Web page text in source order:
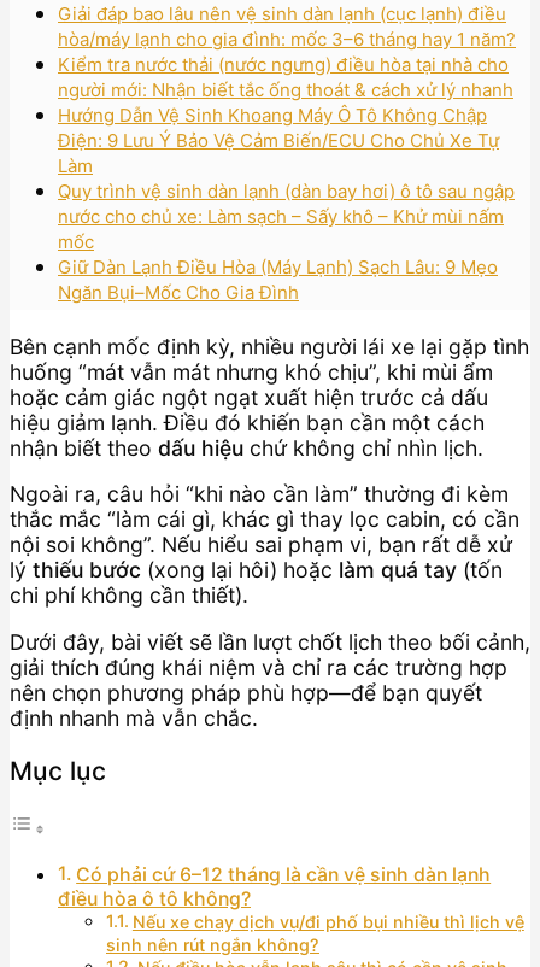
Giải đáp bao lâu nên vệ sinh dàn lạnh (cục lạnh) điều
hòa/máy lạnh cho gia đình: mốc 3–6 tháng hay 1 năm?
Kiểm tra nước thải (nước ngưng) điều hòa tại nhà cho
người mới: Nhận biết tắc ống thoát & cách xử lý nhanh
Hướng Dẫn Vệ Sinh Khoang Máy Ô Tô Không Chập
Điện: 9 Lưu Ý Bảo Vệ Cảm Biến/ECU Cho Chủ Xe Tự
Làm
Quy trình vệ sinh dàn lạnh (dàn bay hơi) ô tô sau ngập
nước cho chủ xe: Làm sạch – Sấy khô – Khử mùi nấm
mốc
Giữ Dàn Lạnh Điều Hòa (Máy Lạnh) Sạch Lâu: 9 Mẹo
Ngăn Bụi–Mốc Cho Gia Đình
Bên cạnh mốc định kỳ, nhiều người lái xe lại gặp tình
huống “mát vẫn mát nhưng khó chịu”, khi mùi ẩm
hoặc cảm giác ngột ngạt xuất hiện trước cả dấu
hiệu giảm lạnh. Điều đó khiến bạn cần một cách
nhận biết theo dấu hiệu chứ không chỉ nhìn lịch.
Ngoài ra, câu hỏi “khi nào cần làm” thường đi kèm
thắc mắc “làm cái gì, khác gì thay lọc cabin, có cần
nội soi không”. Nếu hiểu sai phạm vi, bạn rất dễ xử
lý thiếu bước (xong lại hôi) hoặc làm quá tay (tốn
chi phí không cần thiết).
Dưới đây, bài viết sẽ lần lượt chốt lịch theo bối cảnh,
giải thích đúng khái niệm và chỉ ra các trường hợp
nên chọn phương pháp phù hợp—để bạn quyết
định nhanh mà vẫn chắc.
Mục lục
Có phải cứ 6–12 tháng là cần vệ sinh dàn lạnh
điều hòa ô tô không?
Nếu xe chạy dịch vụ/đi phố bụi nhiều thì lịch vệ
sinh nên rút ngắn không?